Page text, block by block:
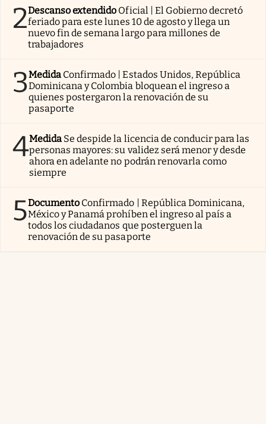
2Descanso extendido Oficial | El Gobierno decretó
feriado para este lunes 10 de agosto y llega un
nuevo fin de semana largo para millones de
trabajadores
3Medida Confirmado | Estados Unidos, República
Dominicana y Colombia bloquean el ingreso a
quienes postergaron la renovación de su
pasaporte
4Medida Se despide la licencia de conducir para las
personas mayores: su validez será menor y desde
ahora en adelante no podrán renovarla como
siempre
5Documento Confirmado | República Dominicana,
México y Panamá prohíben el ingreso al país a
todos los ciudadanos que posterguen la
renovación de su pasaporte